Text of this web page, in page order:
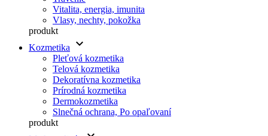
Vitalita, energia, imunita
Vlasy, nechty, pokožka
produkt
Kozmetika
keyboard_arrow_down
Pleťová kozmetika
Telová kozmetika
Dekoratívna kozmetika
Prírodná kozmetika
Dermokozmetika
Slnečná ochrana, Po opaľovaní
produkt